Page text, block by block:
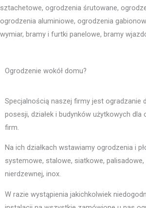
sztachetowe, ogrodzenia śrutowane,
ogrodzenia aluminiowe, ogrodzenia
wymiar, bramy i furtki panelowe, bramy
Ogrodzenie wokół domu?
Specjalnością naszej firmy jest ogradzanie
posesji, działek i budynków użytkowych dla
firm.
Na ich działkach wstawiamy ogrodzenia i
systemowe, stalowe, siatkowe, palisadowe,
nierdzewnej, inox.
W razie wystąpienia jakichkolwiek